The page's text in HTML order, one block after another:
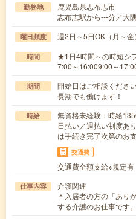
勤務地
鹿児島県志布志市
志布志駅から---分／大
曜日頻度 週2日～5日OK（月～
時間
★1日4時間～の時短シ
7:00～16:009:00～
期間
開始日はご相談くだ
長期でも働けます！
時給
無資格未経験：時給
日払い／週払い制度あ
は手続き完了次第のお
交通費
交通費全額支給※規定有
仕事内容
介護関連
＊入居者の方の「あり
する介護のお仕事です